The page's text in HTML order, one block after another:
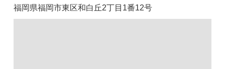
福岡県福岡市東区和白丘2丁目1番12号